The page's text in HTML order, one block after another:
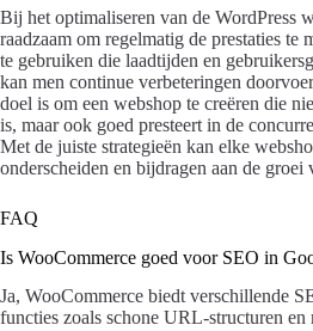
Bij het optimaliseren van de WordPress
raadzaam om regelmatig de prestaties te
te gebruiken die laadtijden en
kan men continue verbeteringen
doel is om een webshop te creëren die
is, maar ook goed presteert in de
Met de juiste strategieën kan elke
onderscheiden en bijdragen aan de groei
FAQ
Is WooCommerce goed voor SEO in
Ja, WooCommerce biedt verschillende
functies zoals schone URL-structuren en